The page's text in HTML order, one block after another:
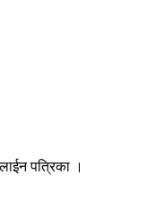
पत्रिका ।